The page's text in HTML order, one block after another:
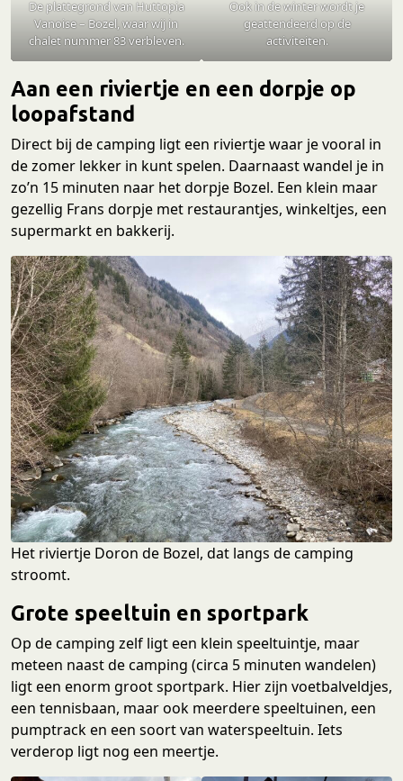
De plattegrond van Huttopia
Vanoise – Bozel, waar wij in
chalet nummer 83 verbleven.
Ook in de winter wordt je
geattendeerd op de
activiteiten.
Aan een riviertje en een dorpje op
loopafstand
Direct bij de camping ligt een riviertje waar je vooral in
de zomer lekker in kunt spelen. Daarnaast wandel je in
zo’n 15 minuten naar het dorpje Bozel. Een klein maar
gezellig Frans dorpje met restaurantjes, winkeltjes, een
supermarkt en bakkerij.
Het riviertje Doron de Bozel, dat langs de camping
stroomt.
Grote speeltuin en sportpark
Op de camping zelf ligt een klein speeltuintje, maar
meteen naast de camping (circa 5 minuten wandelen)
ligt een enorm groot sportpark. Hier zijn voetbalveldjes,
een tennisbaan, maar ook meerdere speeltuinen, een
pumptrack en een soort van waterspeeltuin. Iets
verderop ligt nog een meertje.